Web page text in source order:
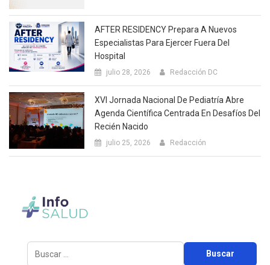
AFTER RESIDENCY Prepara A Nuevos
Especialistas Para Ejercer Fuera Del
Hospital
julio 28, 2026 Redacción DC
XVI Jornada Nacional De Pediatría Abre
Agenda Científica Centrada En Desafíos Del
Recién Nacido
julio 25, 2026 Redacción